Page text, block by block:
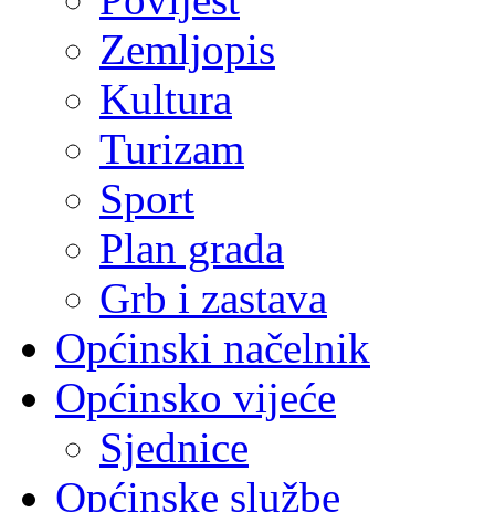
Zemljopis
Kultura
Turizam
Sport
Plan grada
Grb i zastava
Općinski načelnik
Općinsko vijeće
Sjednice
Općinske službe